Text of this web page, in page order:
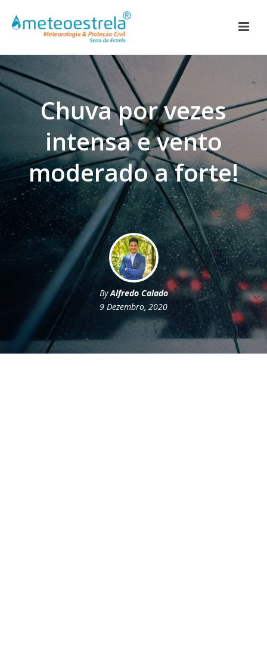
Chuva por vezes
intensa e vento
moderado a forte!
ByAlfredo Calado
9 Dezembro, 2020